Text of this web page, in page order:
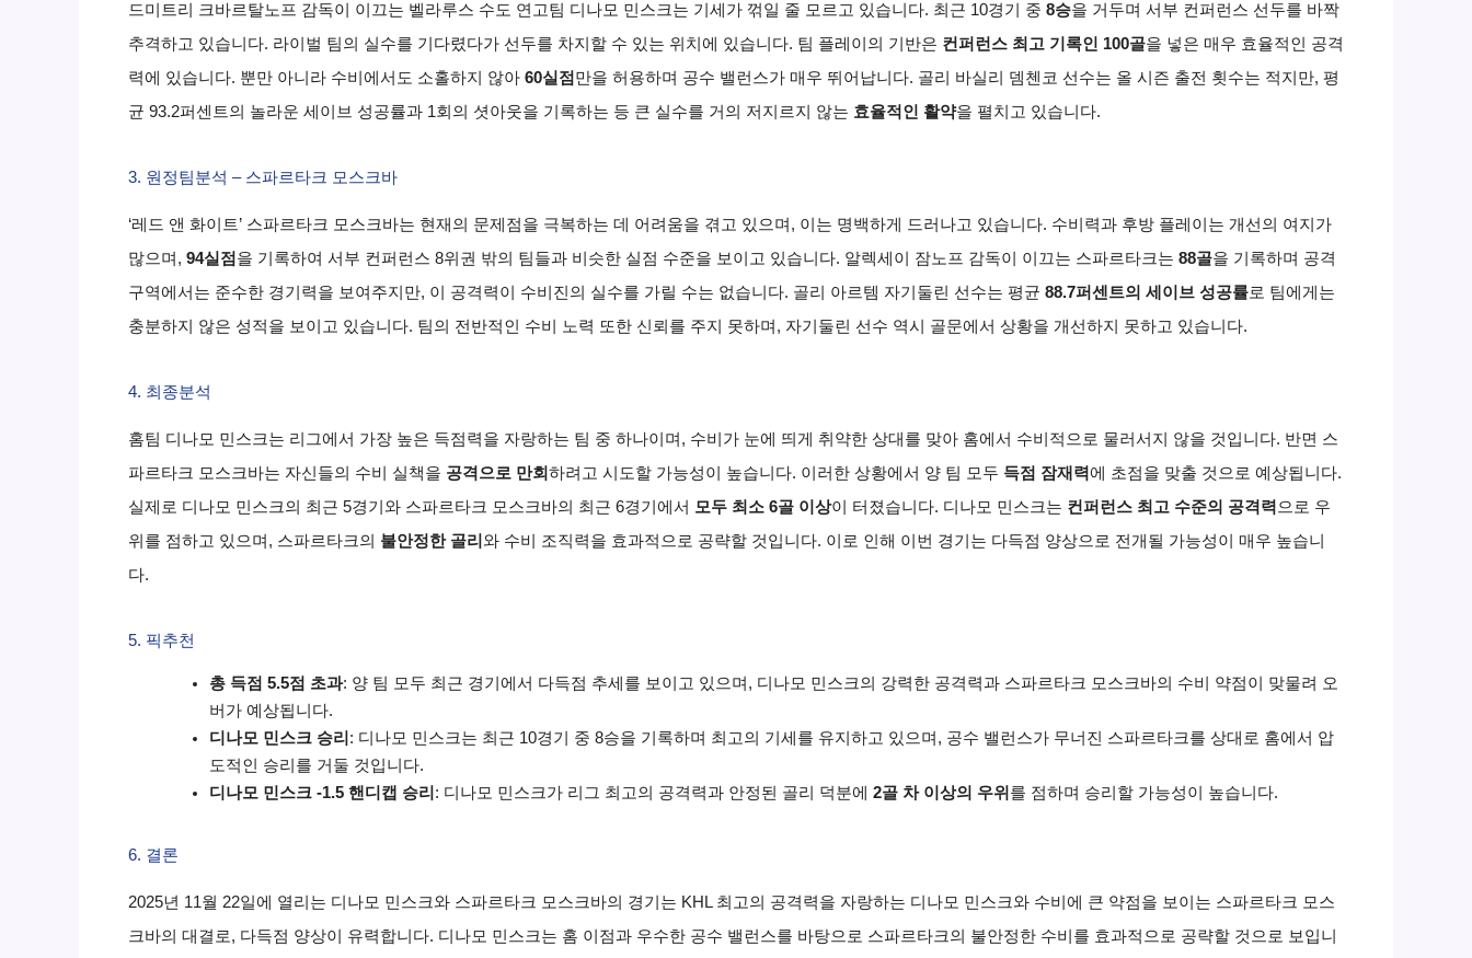
드미트리 크바르탈노프 감독이 이끄는 벨라루스 수도 연고팀 디나모 민스크는 기세가 꺾일 줄 모르고 있습니다. 최근 10경기 중 8승을 거두며 서부 컨퍼런스 선두를 바짝
추격하고 있습니다. 라이벌 팀의 실수를 기다렸다가 선두를 차지할 수 있는 위치에 있습니다. 팀 플레이의 기반은 컨퍼런스 최고 기록인 100골을 넣은 매우 효율적인 공격
력에 있습니다. 뿐만 아니라 수비에서도 소홀하지 않아 60실점 만을 허용하며 공수 밸런스가 매우 뛰어납니다. 골리 바실리 뎀첸코 선수는 올 시즌 출전 횟수는 적지만, 평
균 93.2퍼센트의 놀라운 세이브 성공률과 1회의 셧아웃을 기록하는 등 큰 실수를 거의 저지르지 않는 효율적인 활약을 펼치고 있습니다.
3. 원정팀분석 – 스파르타크 모스크바
‘레드 앤 화이트’ 스파르타크 모스크바는 현재의 문제점을 극복하는 데 어려움을 겪고 있으며, 이는 명백하게 드러나고 있습니다. 수비력과 후방 플레이는 개선의 여지가
많으며, 94실점 을 기록하여 서부 컨퍼런스 8위권 밖의 팀들과 비슷한 실점 수준을 보이고 있습니다. 알렉세이 잠노프 감독이 이끄는 스파르타크는 88골을 기록하며 공격
구역에서는 준수한 경기력을 보여주지만, 이 공격력이 수비진의 실수를 가릴 수는 없습니다. 골리 아르템 자기둘린 선수는 평균 88.7퍼센트의 세이브 성공률로 팀에게는
충분하지 않은 성적을 보이고 있습니다. 팀의 전반적인 수비 노력 또한 신뢰를 주지 못하며, 자기둘린 선수 역시 골문에서 상황을 개선하지 못하고 있습니다.
4. 최종분석
홈팀 디나모 민스크는 리그에서 가장 높은 득점력을 자랑하는 팀 중 하나이며, 수비가 눈에 띄게 취약한 상대를 맞아 홈에서 수비적으로 물러서지 않을 것입니다. 반면 스
파르타크 모스크바는 자신들의 수비 실책을 공격으로 만회하려고 시도할 가능성이 높습니다. 이러한 상황에서 양 팀 모두 득점 잠재력에 초점을 맞출 것으로 예상됩니다.
실제로 디나모 민스크의 최근 5경기와 스파르타크 모스크바의 최근 6경기에서 모두 최소 6골 이상이 터졌습니다. 디나모 민스크는 컨퍼런스 최고 수준의 공격력 으로 우
위를 점하고 있으며, 스파르타크의 불안정한 골리 와 수비 조직력을 효과적으로 공략할 것입니다. 이로 인해 이번 경기는 다득점 양상으로 전개될 가능성이 매우 높습니
다.
5. 픽추천
총 득점 5.5점 초과: 양 팀 모두 최근 경기에서 다득점 추세를 보이고 있으며, 디나모 민스크의 강력한 공격력과 스파르타크 모스크바의 수비 약점이 맞물려 오
버가 예상됩니다.
디나모 민스크 승리 : 디나모 민스크는 최근 10경기 중 8승을 기록하며 최고의 기세를 유지하고 있으며, 공수 밸런스가 무너진 스파르타크를 상대로 홈에서 압
도적인 승리를 거둘 것입니다.
디나모 민스크 -1.5 핸디캡 승리 : 디나모 민스크가 리그 최고의 공격력과 안정된 골리 덕분에 2골 차 이상의 우위 를 점하며 승리할 가능성이 높습니다.
6. 결론
2025년 11월 22일에 열리는 디나모 민스크와 스파르타크 모스크바의 경기는 KHL 최고의 공격력을 자랑하는 디나모 민스크와 수비에 큰 약점을 보이는 스파르타크 모스
크바의 대결로, 다득점 양상이 유력합니다. 디나모 민스크는 홈 이점과 우수한 공수 밸런스를 바탕으로 스파르타크의 불안정한 수비를 효과적으로 공략할 것으로 보입니